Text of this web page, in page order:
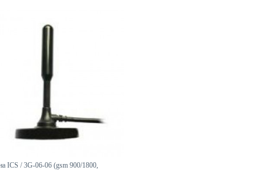
ICS / 3G-06-06 (gsm 900/1800,